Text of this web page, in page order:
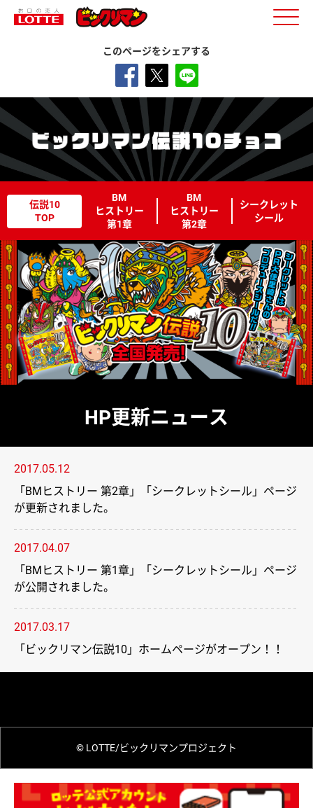
このページをシェアする
伝説10
TOP
BM
ヒストリー
第1章
BM
ヒストリー
第2章
シークレット
シール
HP更新ニュース
2017.05.12
「BMヒストリー 第2章」「シークレットシール」ページ
が更新されました。
2017.04.07
「BMヒストリー 第1章」「シークレットシール」ページ
が公開されました。
2017.03.17
「ビックリマン伝説10」ホームページがオープン！！
© LOTTE/ビックリマンプロジェクト